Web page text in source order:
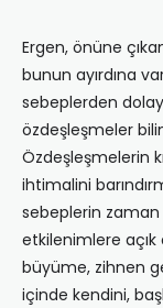
Ergen, önüne
bunun ayırdına
sebeplerden
özdeşleşmeler
Özdeşleşmelerin
ihtimalini
sebeplerin
etkilenimlere açık
büyüme, zihnen
içinde kendini,